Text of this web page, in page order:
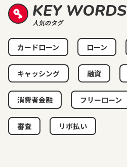
KEY WORDS
人気のタグ
カードローン ローン
キャッシング 融資
消費者金融 フリーローン
審査 リボ払い